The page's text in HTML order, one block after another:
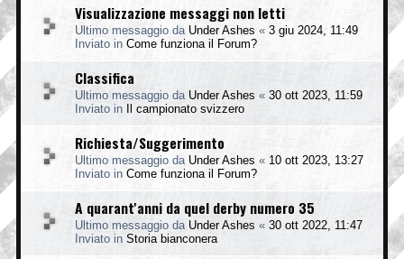
Visualizzazione messaggi non letti
Ultimo messaggio da Under Ashes « 3 giu 2024, 11:49
Inviato in Come funziona il Forum?
Classifica
Ultimo messaggio da Under Ashes « 30 ott 2023, 11:59
Inviato in
Il campionato svizzero
Richiesta/Suggerimento
Ultimo messaggio da Under Ashes « 10 ott 2023, 13:27
Inviato in Come funziona il Forum?
A quarant'anni da quel derby numero 35
Ultimo messaggio da Under Ashes « 30 ott 2022, 11:47
Inviato in Storia bianconera